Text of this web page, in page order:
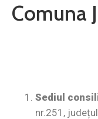
Comuna
FIŞA
Sediul
nr.251,